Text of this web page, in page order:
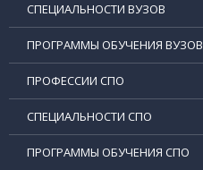
СПЕЦИАЛЬНОСТИ ВУЗОВ
ПРОГРАММЫ ОБУЧЕНИЯ ВУЗОВ
ПРОФЕССИИ СПО
СПЕЦИАЛЬНОСТИ СПО
ПРОГРАММЫ ОБУЧЕНИЯ СПО